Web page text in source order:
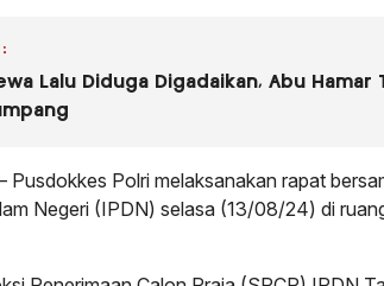
Lalu Diduga Digadaikan, Abu Hamar
Pusdokkes Polri melaksanakan rapat
Negeri (IPDN) selasa (13/08/24) di